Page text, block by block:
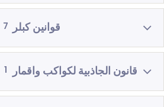
قوانين كبلر 7
قانون الجاذبية لكواكب واقمار 1
_תנאי שימוש עברית
دوراتنا
بچروت 3 وحدات 1 اشهر